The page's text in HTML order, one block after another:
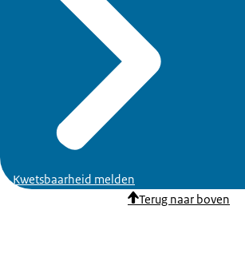
Kwetsbaarheid melden
Terug naar boven